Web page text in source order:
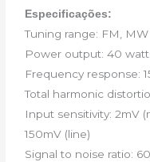
Especificações:
Tuning range: FM, MW
Power output: 40
Frequency response:
Total harmonic
Input sensitivity: 2mV
150mV (line)
Signal to noise ratio: